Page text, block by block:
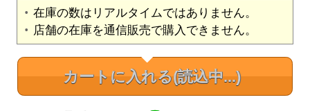
在庫の数はリアルタイムではありません。
店舗の在庫を通信販売で購入できません。
カートに入れる(読込中...)